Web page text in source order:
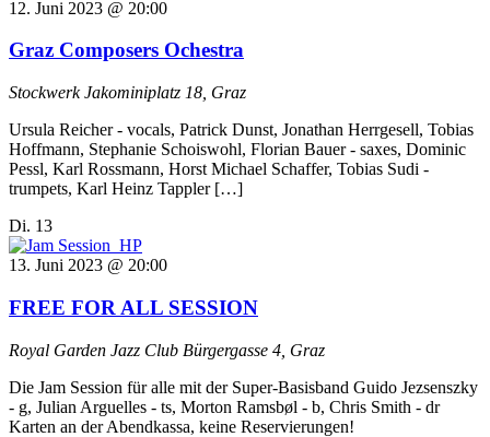
12. Juni 2023 @ 20:00
Graz Composers Ochestra
StockwerkJakominiplatz 18, Graz
Ursula Reicher - vocals, Patrick Dunst, Jonathan Herrgesell, Tobias
Hoffmann, Stephanie Schoiswohl, Florian Bauer - saxes, Dominic
Pessl, Karl Rossmann, Horst Michael Schaffer, Tobias Sudi -
trumpets, Karl Heinz Tappler […]
Di. 13
13. Juni 2023 @ 20:00
FREE FOR ALL SESSION
Royal Garden Jazz Club Bürgergasse 4, Graz
Die Jam Session für alle mit der Super-Basisband Guido Jezsenszky
- g, Julian Arguelles - ts, Morton Ramsbøl - b, Chris Smith - dr
Karten an der Abendkassa, keine Reservierungen!